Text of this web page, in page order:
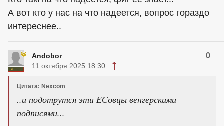
А вот кто у нас на что надеется, вопрос гораздо
интереснее..
Andobor 0
11 октября 2025 18:30
Цитата: Nexcom
..и подотрутся эти ЕСовцы венгерскими
подписями...